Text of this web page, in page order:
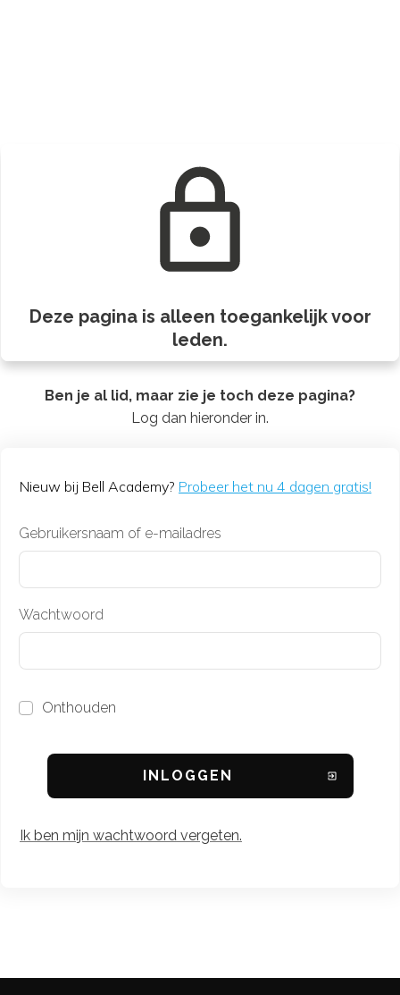
Deze pagina is alleen toegankelijk voor
leden.
Ben je al lid, maar zie je toch deze pagina?
Log dan hieronder in.
Nieuw bij Bell Academy? Probeer het nu 4 dagen gratis!
Gebruikersnaam of e-mailadres
Wachtwoord
Onthouden
INL OGGEN
Ik ben mijn wachtwoord vergeten.